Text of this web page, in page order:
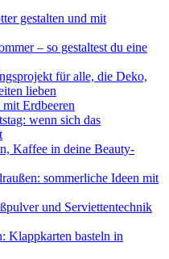
gestalten und mit
– so gestaltest du eine
für alle, die Deko,
lieben
Erdbeeren
wenn sich das
Kaffee in deine Beauty-
sommerliche Ideen mit
und Serviettentechnik
Klappkarten basteln in